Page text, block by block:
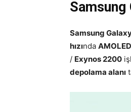
Samsung
Samsung
hızında AMOLED
/ Exynos 2200
depolama alanı